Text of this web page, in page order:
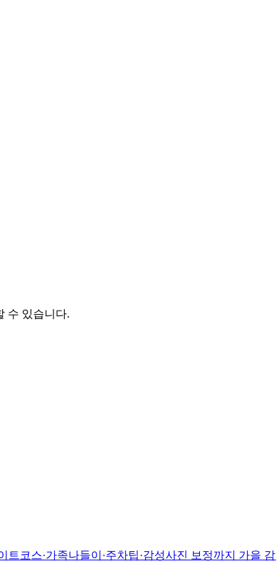
수 있습니다.
코스·가족나들이·주차팁·감성사진 보정까지 가을